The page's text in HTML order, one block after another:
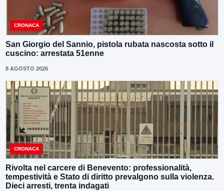
CRONACA
San Giorgio del Sannio, pistola rubata nascosta sotto il
cuscino: arrestata 51enne
8 AGOSTO 2026
CRONACA
Rivolta nel carcere di Benevento: professionalità,
tempestività e Stato di diritto prevalgono sulla violenza.
Dieci arresti, trenta indagati